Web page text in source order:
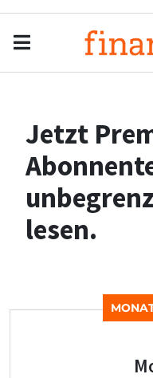
Jetzt
lesen.